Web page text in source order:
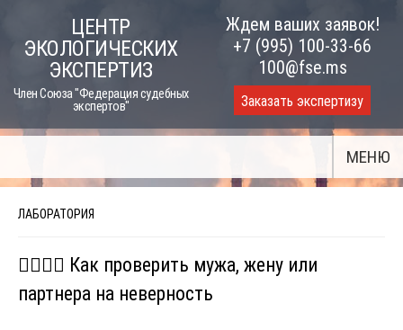
content
ЦЕНТР
ЭКОЛОГИЧЕСКИХ
ЭКСПЕРТИЗ
Член Союза "Федерация судебных
экспертов"
Ждем ваших заявок!
+7 (995) 100-33-66
100@fse.ms
Заказать экспертизу
МЕНЮ
ЛАБОРАТОРИЯ
🕵️‍♂️🧪🔬 Как проверить мужа, жену или
партнера на неверность